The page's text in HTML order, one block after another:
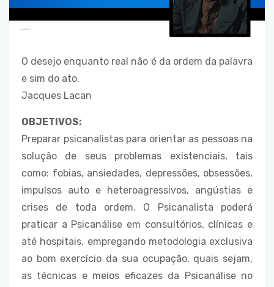
O desejo enquanto real não é da ordem da palavra
e sim do ato.
Jacques Lacan
OBJETIVOS:
Preparar psicanalistas para orientar as pessoas na
solução de seus problemas existenciais, tais
como: fobias, ansiedades, depressões, obsessões,
impulsos auto e heteroagressivos, angústias e
crises de toda ordem. O Psicanalista poderá
praticar a Psicanálise em consultórios, clínicas e
até hospitais, empregando metodologia exclusiva
ao bom exercício da sua ocupação, quais sejam,
as técnicas e meios eficazes da Psicanálise no